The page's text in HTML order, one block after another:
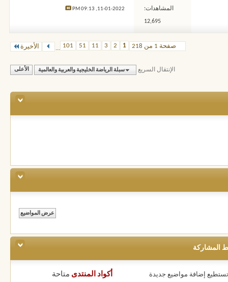
المشاهدات:
12,695
11-01-2022,
09:13 PM
صفحة 1 من 218 1
2
3
11
51
101 الأخيرة
الإنتقال السريع سبلة الرياضة الخليجية والعربية والعالمية الأعلى
المشاركة
تستطيع إضافة مواضيع جديدة أكواد المنتدى متاحة